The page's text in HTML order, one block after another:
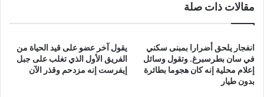
مقالات ذات صلة
انفجار يلحق أضرارا بمبنى سكني
في سان بطرسبرغ. وتقول وسائل
إعلام محلية إنه كان هجوما بطائرة
بدون طيار
يقول آخر عضو على قيد الحياة من
الفريق الأول الذي تغلب على جبل
إيفرست إنه مزدحم وقذر الآن